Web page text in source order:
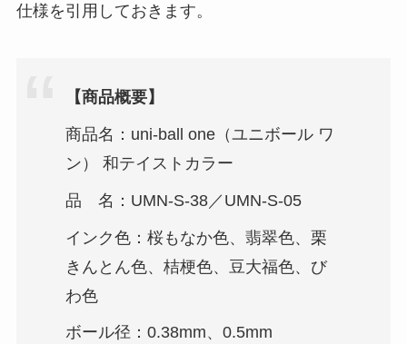
仕様を引用しておきます。
【商品概要】
商品名：uni-ball one（ユニボール ワ
ン） 和テイストカラー
品 名：UMN-S-38／UMN-S-05
インク色：桜もなか色、翡翠色、栗
きんとん色、桔梗色、豆大福色、び
わ色
ボール径：0.38mm、0.5mm